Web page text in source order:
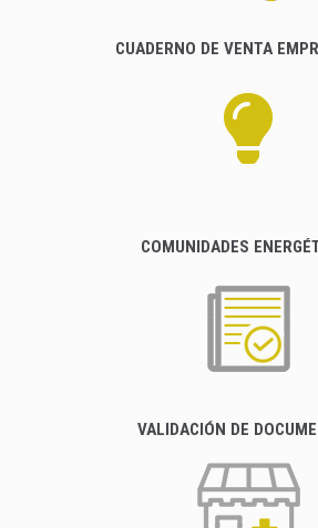
CUADERNO DE VENTA
COMUNIDADES
VALIDACIÓN DE